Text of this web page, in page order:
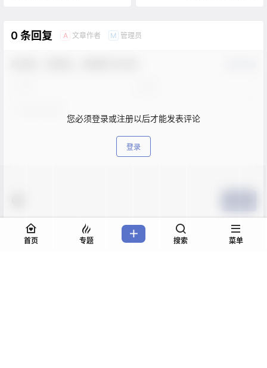
0 条回复 A 文章作者 M 管理员
您必须登录或注册以后才能发表评论
登录
暂无讨论，说说你的看法吧
首页 专题 搜索 菜单